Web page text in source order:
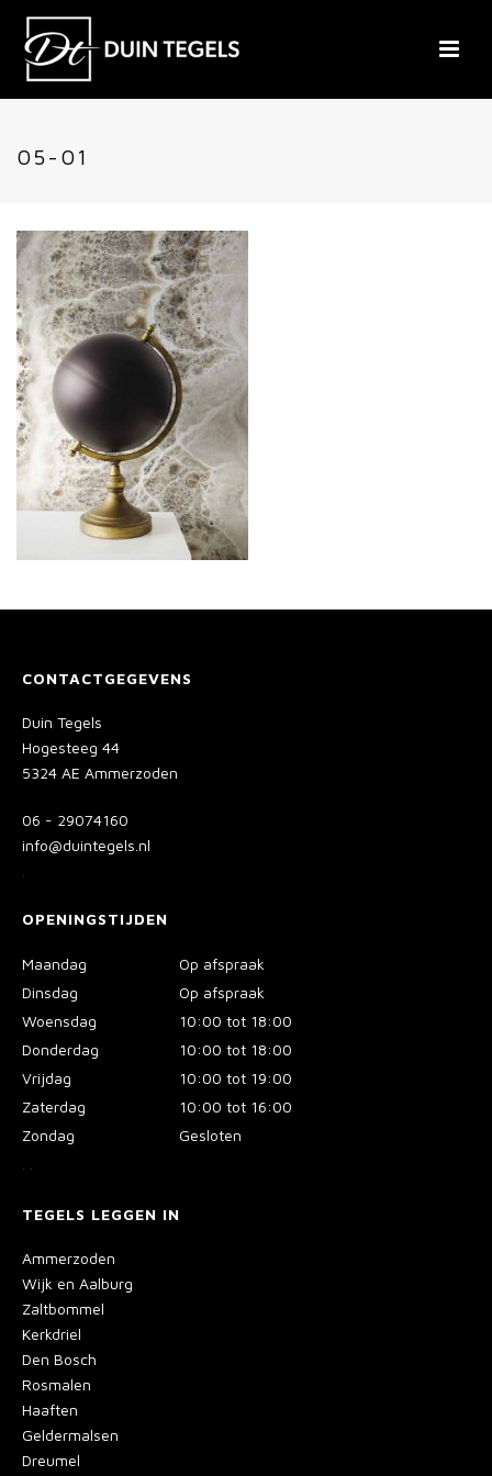
05-01
CONTACTGEGEVENS
Duin Tegels
Hogesteeg 44
5324 AE Ammerzoden
06 - 29074160
info@duintegels.nl
OPENINGSTIJDEN
Maandag
Dinsdag
Woensdag
Donderdag
Vrijdag
Zaterdag
Zondag
Op afspraak
Op afspraak
10:00 tot 18:00
10:00 tot 18:00
10:00 tot 19:00
10:00 tot 16:00
Gesloten
TEGELS LEGGEN IN
Ammerzoden
Wijk en Aalburg
Zaltbommel
Kerkdriel
Den Bosch
Rosmalen
Haaften
Geldermalsen
Dreumel